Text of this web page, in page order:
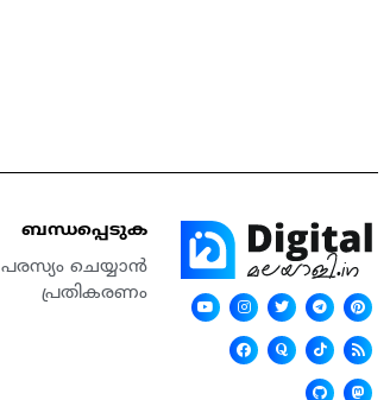
ബന്ധപ്പെടുക
പരസ്യം ചെയ്യാൻ
പ്രതികരണം